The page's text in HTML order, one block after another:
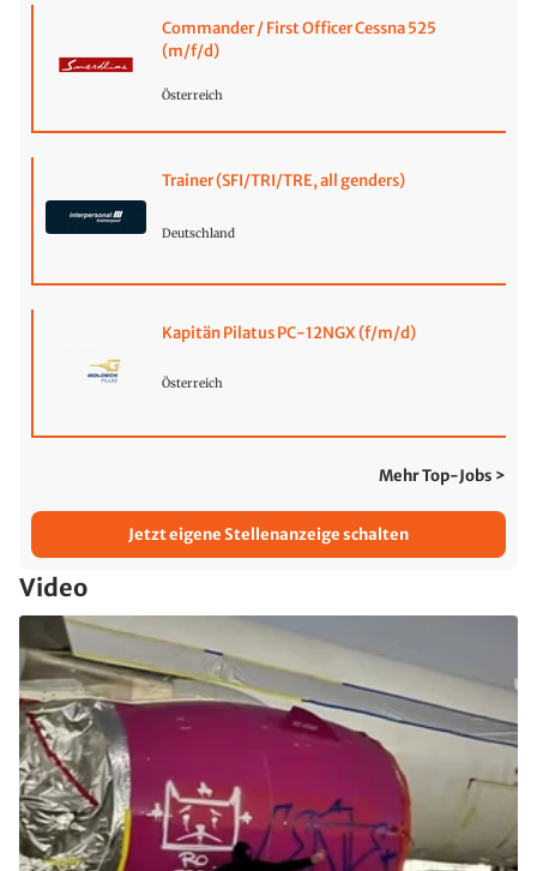
Commander / First Officer Cessna 525
(m/f/d)
Österreich
Trainer (SFI/TRI/TRE, all genders)
Deutschland
Kapitän Pilatus PC-12NGX (f/m/d)
Österreich
Mehr Top-Jobs >
Jetzt eigene Stellenanzeige schalten
Video